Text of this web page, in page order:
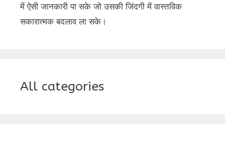
में ऐसी जानकारी पा सके जो उसकी जिंदगी में वास्तविक
सकारात्मक बदलाव ला सके।
All categories